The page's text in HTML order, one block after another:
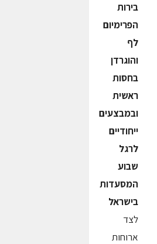
בירות
הפרימיום
לף
והוגרדן
בחסות
ראשית
ובמבצעים
ייחודיים
לרגל
שבוע
המסעדות
בישראל
לצד
ארוחות